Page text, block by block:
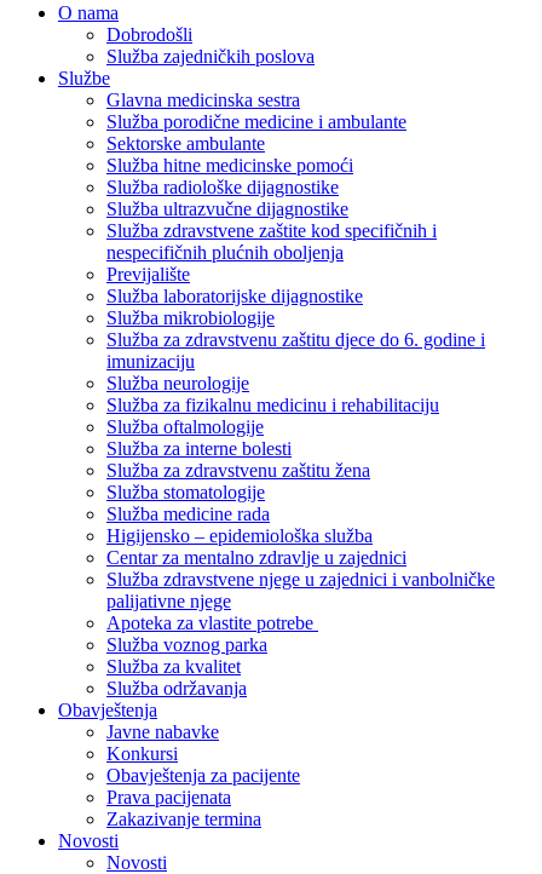
O nama
Dobrodošli
Služba zajedničkih poslova
Službe
Glavna medicinska sestra
Služba porodične medicine i ambulante
Sektorske ambulante
Služba hitne medicinske pomoći
Služba radiološke dijagnostike
Služba ultrazvučne dijagnostike
Služba zdravstvene zaštite kod specifičnih i
nespecifičnih plućnih oboljenja
Previjalište
Služba laboratorijske dijagnostike
Služba mikrobiologije
Služba za zdravstvenu zaštitu djece do 6. godine i
imunizaciju
Služba neurologije
Služba za fizikalnu medicinu i rehabilitaciju
Služba oftalmologije
Služba za interne bolesti
Služba za zdravstvenu zaštitu žena
Služba stomatologije
Služba medicine rada
Higijensko – epidemiološka služba
Centar za mentalno zdravlje u zajednici
Služba zdravstvene njege u zajednici i vanbolničke
palijativne njege
Apoteka za vlastite potrebe
Služba voznog parka
Služba za kvalitet
Služba održavanja
Obavještenja
Javne nabavke
Konkursi
Obavještenja za pacijente
Prava pacijenata
Zakazivanje termina
Novosti
Novosti